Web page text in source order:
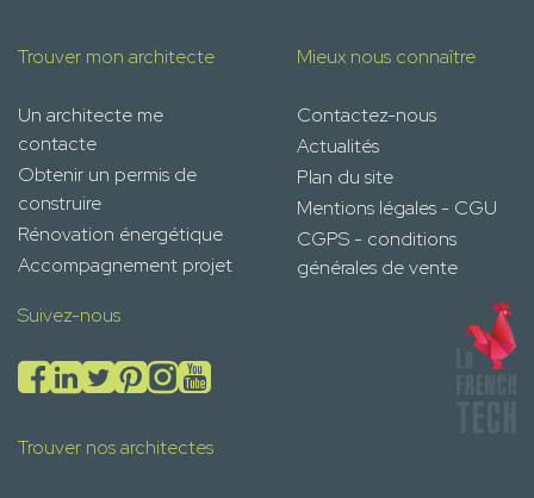
Trouver mon architecte
Un architecte me
contacte
Obtenir un permis de
construire
Rénovation énergétique
Accompagnement projet
Mieux nous connaître
Contactez-nous
Actualités
Plan du site
Mentions légales - CGU
CGPS - conditions
générales de vente
Suivez-nous
Trouver nos architectes